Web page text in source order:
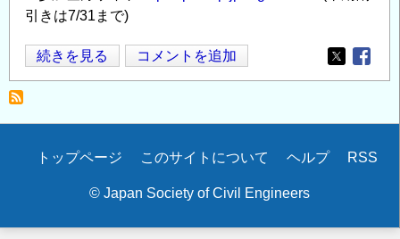
引きは7/31まで)
PHMAP23
経
劣
の
続きを見る コメントを追加
Opens in
Secondary
トップページ このサイトについて ヘルプ RSS
© Japan Society of Civil Engineers